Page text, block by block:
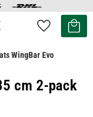
Favoriter
Kundvagn
WingBar Evo
cm 2-pack